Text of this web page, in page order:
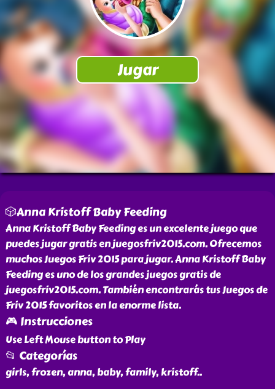
🎲Anna Kristoff Baby Feeding
Anna Kristoff Baby Feeding es un excelente juego que
puedes jugar gratis en juegosfriv2015.com. Ofrecemos
muchos Juegos Friv 2015 para jugar. Anna Kristoff Baby
Feeding es uno de los grandes juegos gratis de
juegosfriv2015.com. También encontrarás tus Juegos de
Friv 2015 favoritos en la enorme lista.
🎮 Instrucciones
Use Left Mouse button to Play
📂 Categorías
girls, frozen, anna, baby, family, kristoff..